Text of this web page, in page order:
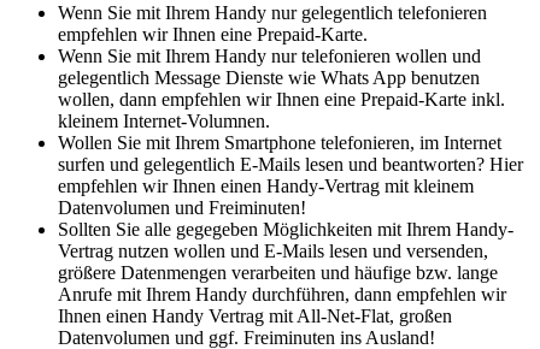
Wenn Sie mit Ihrem Handy nur gelegentlich telefonieren
empfehlen wir Ihnen eine Prepaid-Karte.
Wenn Sie mit Ihrem Handy nur telefonieren wollen und
gelegentlich Message Dienste wie Whats App benutzen
wollen, dann empfehlen wir Ihnen eine Prepaid-Karte inkl.
kleinem Internet-Volumnen.
Wollen Sie mit Ihrem Smartphone telefonieren, im Internet
surfen und gelegentlich E-Mails lesen und beantworten? Hier
empfehlen wir Ihnen einen Handy-Vertrag mit kleinem
Datenvolumen und Freiminuten!
Sollten Sie alle gegegeben Möglichkeiten mit Ihrem Handy-
Vertrag nutzen wollen und E-Mails lesen und versenden,
größere Datenmengen verarbeiten und häufige bzw. lange
Anrufe mit Ihrem Handy durchführen, dann empfehlen wir
Ihnen einen Handy Vertrag mit All-Net-Flat, großen
Datenvolumen und ggf. Freiminuten ins Ausland!